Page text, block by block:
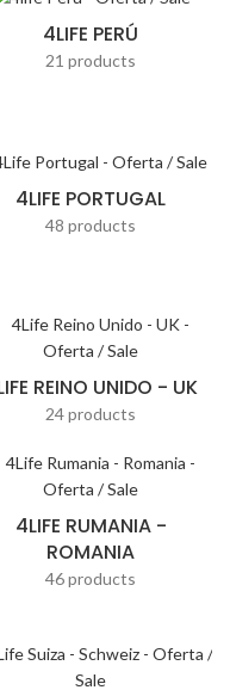
4LIFE PERÚ
21 products
4LIFE PORTUGAL
48 products
REINO UNIDO - UK
24 products
4LIFE RUMANIA -
ROMANIA
46 products